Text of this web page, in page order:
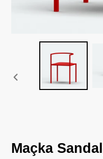
ÖNCEKI
Maçka